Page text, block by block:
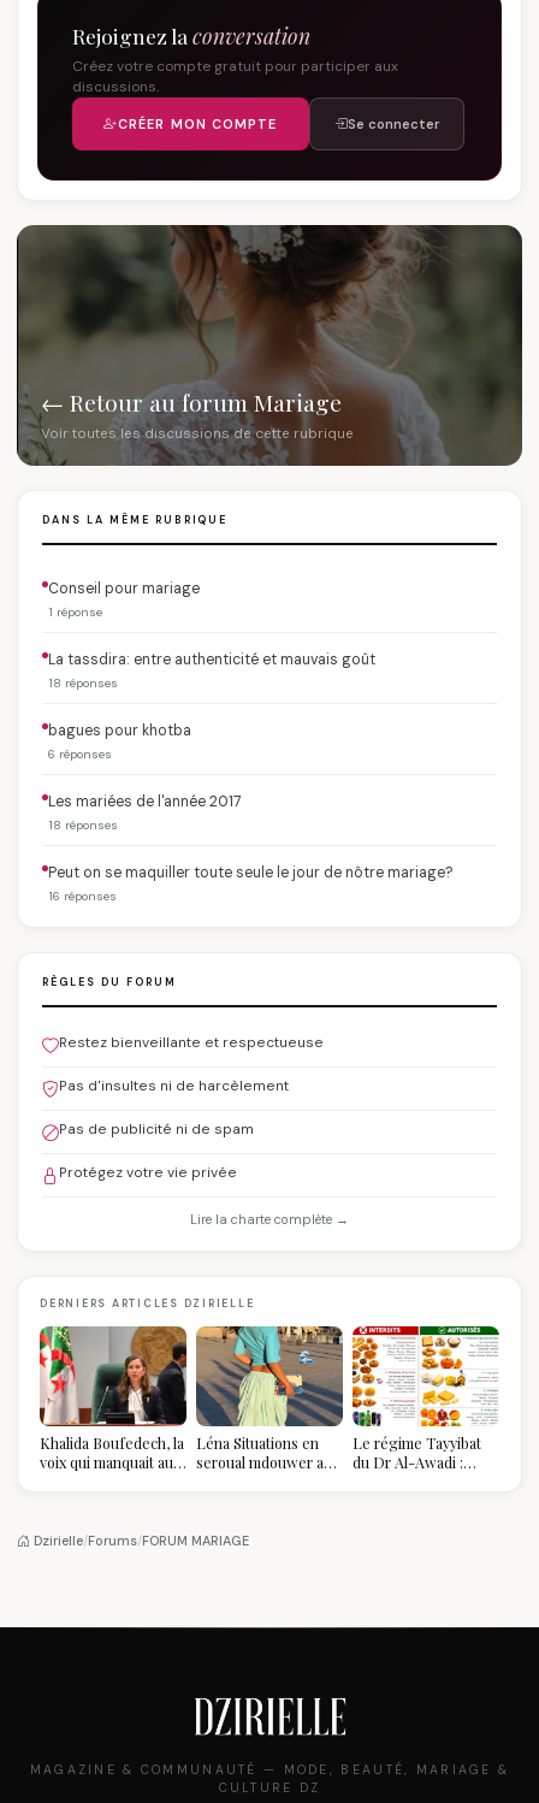
Rejoignez la conversation
Créez votre compte gratuit pour participer aux
discussions.
CRÉER MON COMPTE Se connecter
← Retour au forum Mariage
Voir toutes les discussions de cette rubrique
DANS LA MÊME RUBRIQUE
Conseil pour mariage
1 réponse
La tassdira: entre authenticité et mauvais goût
18 réponses
bagues pour khotba
6 réponses
Les mariées de l'année 2017
18 réponses
Peut on se maquiller toute seule le jour de nôtre mariage?
16 réponses
RÈGLES DU FORUM
Restez bienveillante et respectueuse
Pas d'insultes ni de harcèlement
Pas de publicité ni de spam
Protégez votre vie privée
Lire la charte complète →
DERNIERS ARTICLES DZIRIELLE
Khalida Boufedech, la
voix qui manquait au
Léna Situations en
seroual mdouwer au
pièce mode de l'été
Le régime Tayyibat
du Dr Al-Awadi :
Dzirielle/Forums/FORUM MARIAGE
MAGAZINE & COMMUNAUTÉ — MODE, BEAUTÉ, MARIAGE &
CULTURE DZ